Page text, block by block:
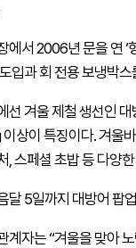
에서 2006년 문을 연 ‘
입과 회 전용 보냉박
선 겨울 제철 생선인
상이 특징이다. 겨울
, 스페셜 초밥 등 다양
달 5일까지 대방어 팝
계자는 “겨울을 맞아